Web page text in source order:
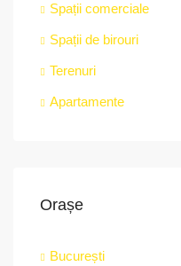
Spații comerciale
Spații de birouri
Terenuri
Apartamente
Orașe
București